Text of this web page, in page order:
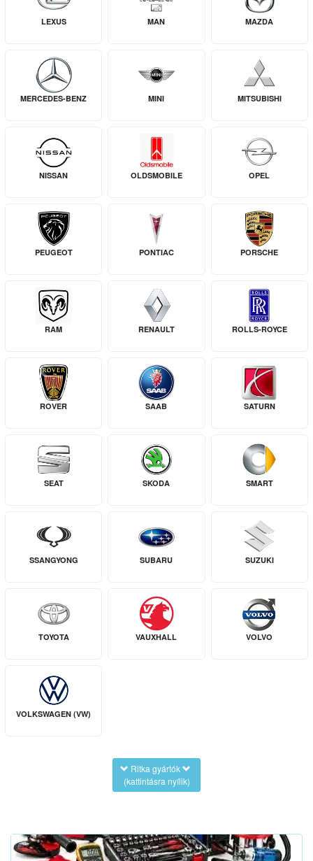
LEXUS MAN MAZDA
MERCEDES-BENZ MINI MITSUBISHI
NISSAN OLDSMOBILE OPEL
PEUGEOT PONTIAC PORSCHE
RAM RENAULT ROLLS-ROYCE
ROVER SAAB SATURN
SEAT SKODA SMART
SSANGYONG SUBARU SUZUKI
TOYOTA VAUXHALL VOLVO
VOLKSWAGEN (VW)
Ritka gyártók
(kattintásra nyílik)